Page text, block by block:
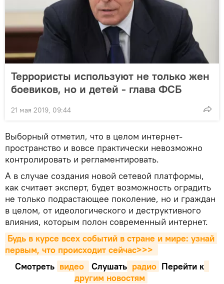
Террористы используют не только жен
боевиков, но и детей - глава ФСБ
21 мая 2019, 09:44
Выборный отметил, что в целом интернет-
пространство и вовсе практически невозможно
контролировать и регламентировать.
А в случае создания новой сетевой платформы,
как считает эксперт, будет возможность оградить
не только подрастающее поколение, но и граждан
в целом, от идеологического и деструктивного
влияния, которым полон современный интернет.
Будь в курсе всех событий в стране и мире: узнай
первым, что происходит сейчаc>>>
Смотреть видео Cлушать радио Перейти к
другим новостям